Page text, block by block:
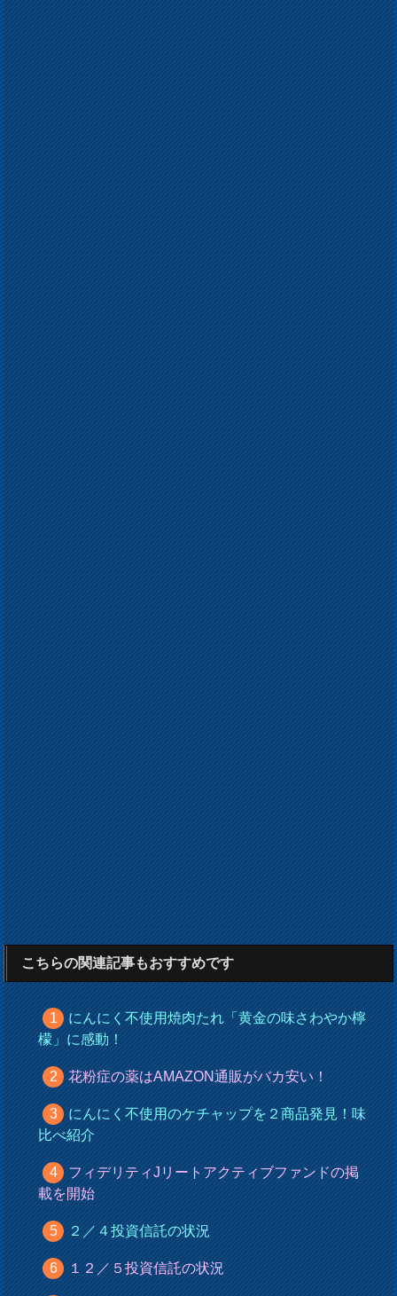
こちらの関連記事もおすすめです
にんにく不使用焼肉たれ「黄金の味さわやか檸
檬」に感動！
花粉症の薬はAMAZON通販がバカ安い！
にんにく不使用のケチャップを２商品発見！味
比べ紹介
フィデリティJリートアクティブファンドの掲
載を開始
２／４投資信託の状況
１２／５投資信託の状況